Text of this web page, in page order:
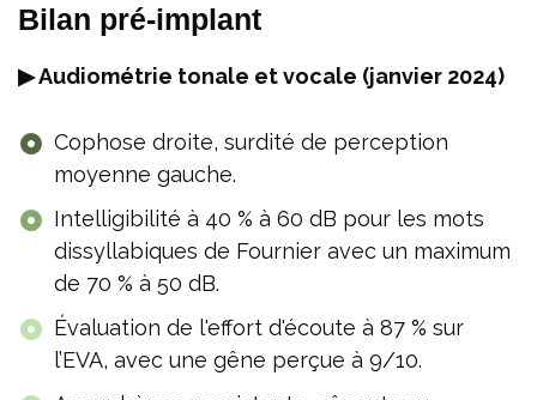
Bilan pré-implant
▶ Audiométrie tonale et vocale (janvier 2024)
Cophose droite, surdité de perception
moyenne gauche.
Intelligibilité à 40 % à 60 dB pour les mots
dissyllabiques de Fournier avec un maximum
de 70 % à 50 dB.
Évaluation de l'effort d'écoute à 87 % sur
l’EVA, avec une gêne perçue à 9/10.